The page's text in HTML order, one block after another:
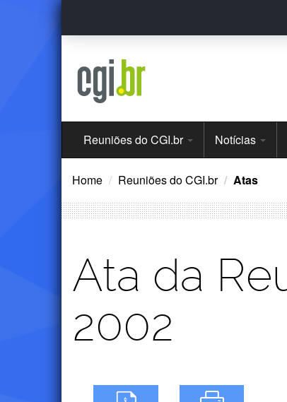
Ir
o
Menu
Principal
Reuniões do CGI.br Notícias
Home Reuniões do CGI.br Atas
Ata da
2002